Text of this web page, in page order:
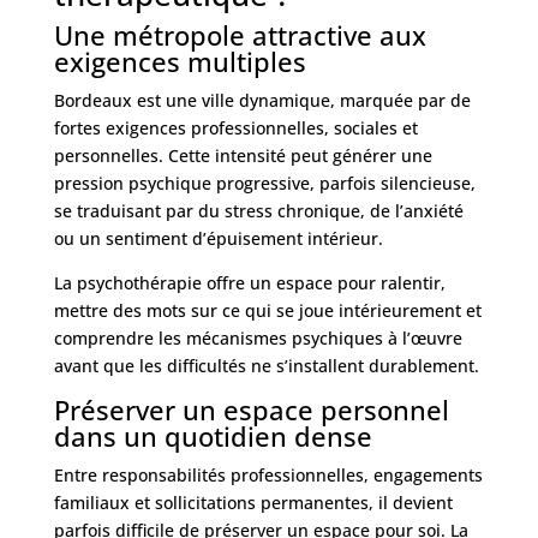
Une métropole attractive aux
exigences multiples
Bordeaux est une ville dynamique, marquée par de
fortes exigences professionnelles, sociales et
personnelles. Cette intensité peut générer une
pression psychique progressive, parfois silencieuse,
se traduisant par du stress chronique, de l’anxiété
ou un sentiment d’épuisement intérieur.
La psychothérapie offre un espace pour ralentir,
mettre des mots sur ce qui se joue intérieurement et
comprendre les mécanismes psychiques à l’œuvre
avant que les difficultés ne s’installent durablement.
Préserver un espace personnel
dans un quotidien dense
Entre responsabilités professionnelles, engagements
familiaux et sollicitations permanentes, il devient
parfois difficile de préserver un espace pour soi. La